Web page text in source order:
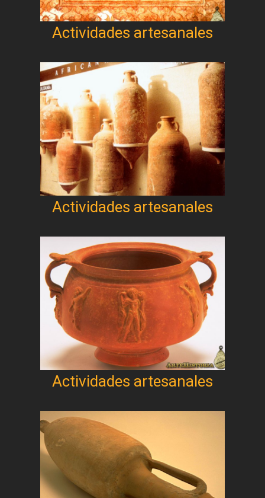
Actividades artesanales
Actividades artesanales
Actividades artesanales